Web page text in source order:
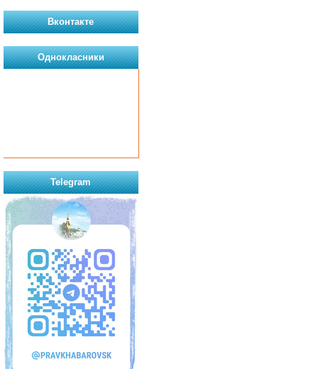
Вконтакте
Однокласники
Telegram